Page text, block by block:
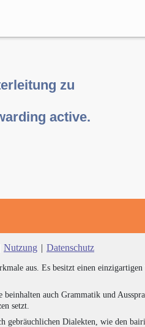
zu
active.
Nutzung | Datenschutz
aus. Es besitzt einen
auch Grammatik und
setzt.
Dialekten, wie den